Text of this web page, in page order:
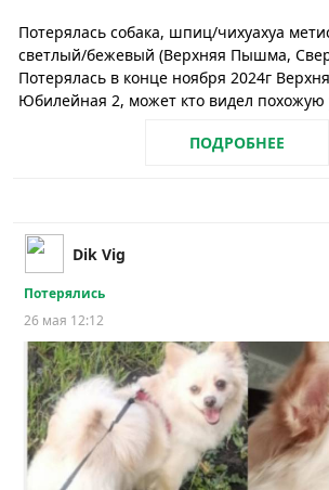
Потерялась собака, шпиц/чихуахуа
светлый/бежевый (Верхняя Пышма,
Потерялась в конце ноября 2024г
Юбилейная 2, может кто видел похожую
ПОДРОБНЕЕ
Dik Vig
Потерялись
26 мая 12:12